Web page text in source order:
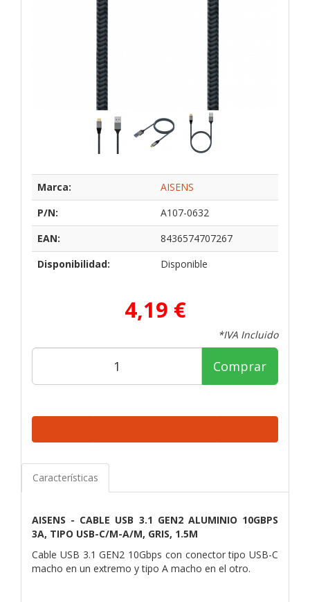
Marca:
AISENS
P/N:
A107-0632
EAN:
8436574707267
Disponibilidad:
Disponible
4,19 €
*IVA Incluido
Comprar
Características
AISENS - CABLE USB 3.1 GEN2 ALUMINIO 10GBPS
3A, TIPO USB-C/M-A/M, GRIS, 1.5M
Cable USB 3.1 GEN2 10Gbps con conector tipo USB-C
macho en un extremo y tipo A macho en el otro.